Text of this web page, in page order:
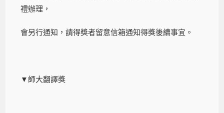
禮辦理，
會另行通知，請得獎者留意信箱通知得獎後續事宜。
▼師大翻譯獎